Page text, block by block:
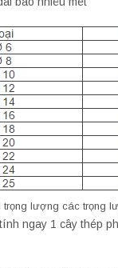
trọng lượng các trọng
ngay 1 cây thép